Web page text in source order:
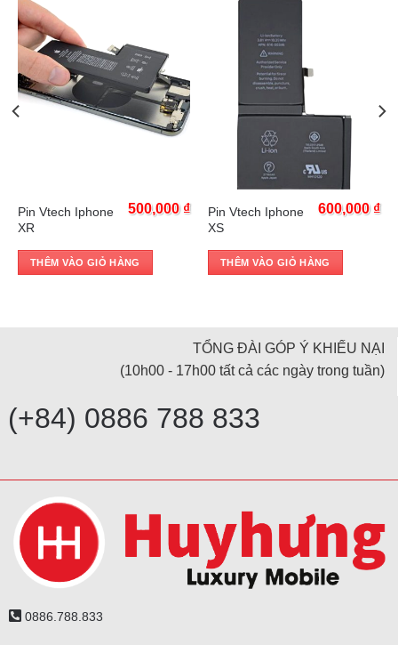
Pin Vtech Iphone
XR
500,000 ₫
THÊM VÀO GIỎ HÀNG
Trả góp 0%
Pin Vtech Iphone
XS
600,000 ₫
THÊM VÀO GIỎ HÀNG
TỔNG ĐÀI GÓP Ý KHIẾU NẠI
(10h00 - 17h00 tất cả các ngày trong tuần)
(+84) 0886 788 833
0886.788.833